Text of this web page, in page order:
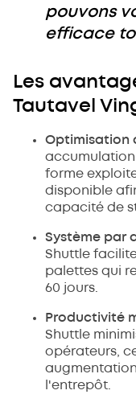
pouvons
efficace
Les
Tautavel
Optimisation
forme
disponible
capacité de
Système par
Shuttle
palettes qui
60 jours.
Productivité
Shuttle
opérateurs,
l'entrepôt.